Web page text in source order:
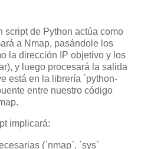
script de Python actúa como
a Nmap, pasándole los
la dirección IP objetivo y los
y luego procesará la salida
está en la librería `python-
entre nuestro código
implicará:
(`nmap`, `sys`